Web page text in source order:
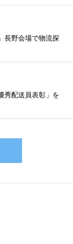
長野会場で物流探
秀配送員表彰」を